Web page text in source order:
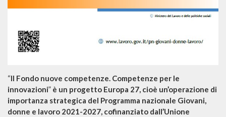
“Il Fondo nuove competenze. Competenze per le
innovazioni” è un progetto Europa 27, cioè un’operazione di
importanza strategica del Programma nazionale Giovani,
donne e lavoro 2021-2027, cofinanziato dall’Unione